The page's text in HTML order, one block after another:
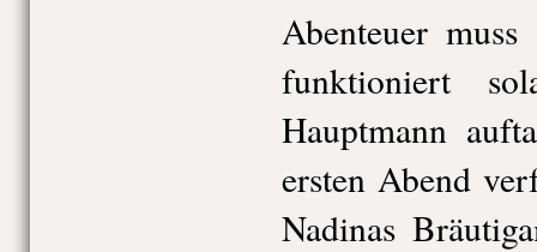
Abenteuer
funktioniert
Hauptmann
ersten Abend
Nadinas